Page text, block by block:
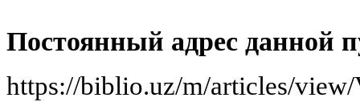
Постоянный адрес данной
https://biblio.uz/m/articles/